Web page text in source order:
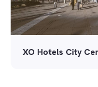
XO Hotels City